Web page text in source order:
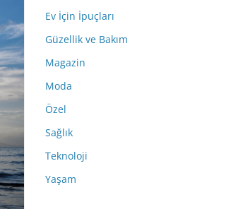
Ev İçin İpuçları
Güzellik ve Bakım
Magazin
Moda
Özel
Sağlık
Teknoloji
Yaşam